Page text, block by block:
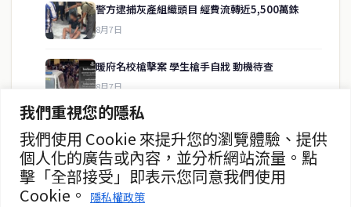
我們重視您的隱私
我們使用 Cookie 來提升您的瀏覽體驗、提供
個人化的廣告或內容，並分析網站流量。點
擊「全部接受」即表示您同意我們使用
Cookie。
隱私權政策
警方逮捕灰產組織頭目 經費流轉近5,500萬銖
8月7日
暖府名校槍擊案 學生槍手自戕 動機待查
8月7日
暖武里名校發生槍擊案 2死15傷
8月7日
曼谷第二座街頭美食中心動工
8月7日
房地產
聯絡資訊
歡迎來信洽詢合作事宜
或提供新聞線索